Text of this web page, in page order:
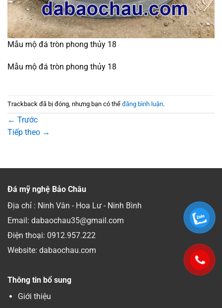
Mẫu mộ đá tròn phong thủy 18
Mẫu mộ đá tròn phong thủy 18
Trackback đã bị đóng, nhưng bạn có thể đăng bình luận.
← Trước
Tiếp theo →
Đá mỹ nghệ Bảo Châu
Địa chỉ : Ninh Vân - Hoa Lư - Ninh Bình
Email: dabaochau35@gmail.com
Điện thoại: 0912.957.222
Website: dabaochau.com
Thông tin bổ sung
Giới thiệu